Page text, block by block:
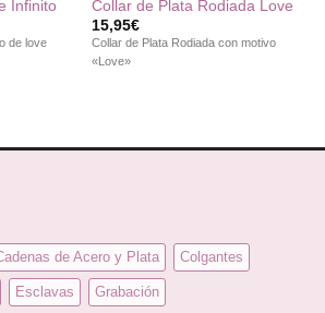
Infinito
de love
Collar de Plata Rodiada Love
15,95€
Collar de Plata Rodiada con motivo
«Love»
de Acero y Plata Colgantes
Esclavas Grabación